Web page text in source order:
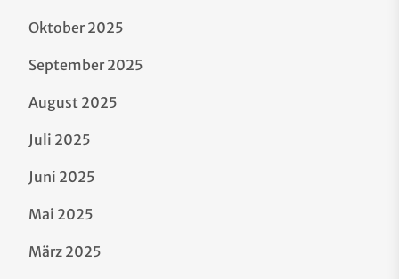
Oktober 2025
September 2025
August 2025
Juli 2025
Juni 2025
Mai 2025
März 2025